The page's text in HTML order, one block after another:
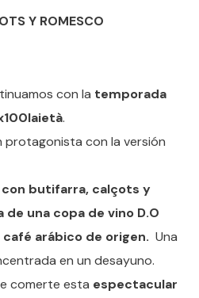
Y ROMESCO
con la temporada
.
protagonista con la versión
con butifarra, calçots y
una copa de vino D.O
arábico de origen. Una
en un desayuno.
comerte esta espectacular